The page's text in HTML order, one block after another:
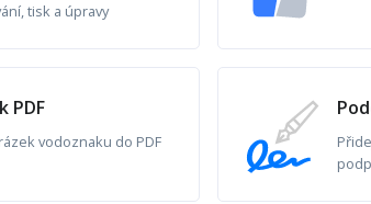
tisk a úpravy
PDF
vodoznaku do PDF